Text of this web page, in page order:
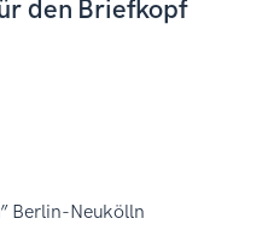
den Briefkopf
Berlin-Neukölln